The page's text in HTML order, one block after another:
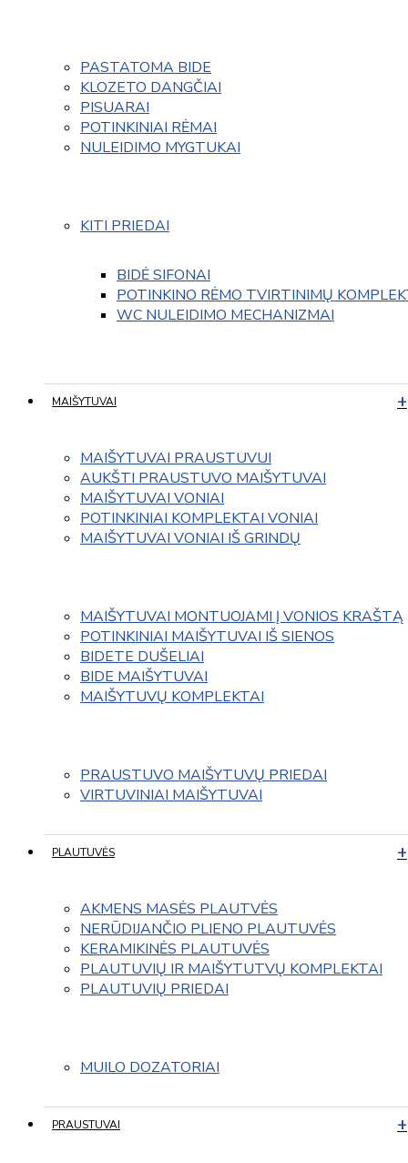
PASTATOMA BIDE
KLOZETO DANGČIAI
PISUARAI
POTINKINIAI RĖMAI
NULEIDIMO MYGTUKAI
KITI PRIEDAI
BIDĖ SIFONAI
POTINKINO RĖMO TVIRTINIMŲ
WC NULEIDIMO MECHANIZMAI
MAIŠYTUVAI
MAIŠYTUVAI PRAUSTUVUI
AUKŠTI PRAUSTUVO MAIŠYTUVAI
MAIŠYTUVAI VONIAI
POTINKINIAI KOMPLEKTAI VONIAI
MAIŠYTUVAI VONIAI IŠ GRINDŲ
MAIŠYTUVAI MONTUOJAMI Į VONIOS KRAŠTĄ
POTINKINIAI MAIŠYTUVAI IŠ SIENOS
BIDETE DUŠELIAI
BIDE MAIŠYTUVAI
MAIŠYTUVŲ KOMPLEKTAI
PRAUSTUVO MAIŠYTUVŲ PRIEDAI
VIRTUVINIAI MAIŠYTUVAI
PLAUTUVĖS
AKMENS MASĖS PLAUTVĖS
NERŪDIJANČIO PLIENO PLAUTUVĖS
KERAMIKINĖS PLAUTUVĖS
PLAUTUVIŲ IR MAIŠYTUTVŲ KOMPLEKTAI
PLAUTUVIŲ PRIEDAI
MUILO DOZATORIAI
PRAUSTUVAI